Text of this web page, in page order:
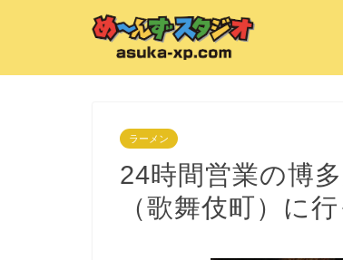
ラーメン
24時間営業の博
（歌舞伎町）に